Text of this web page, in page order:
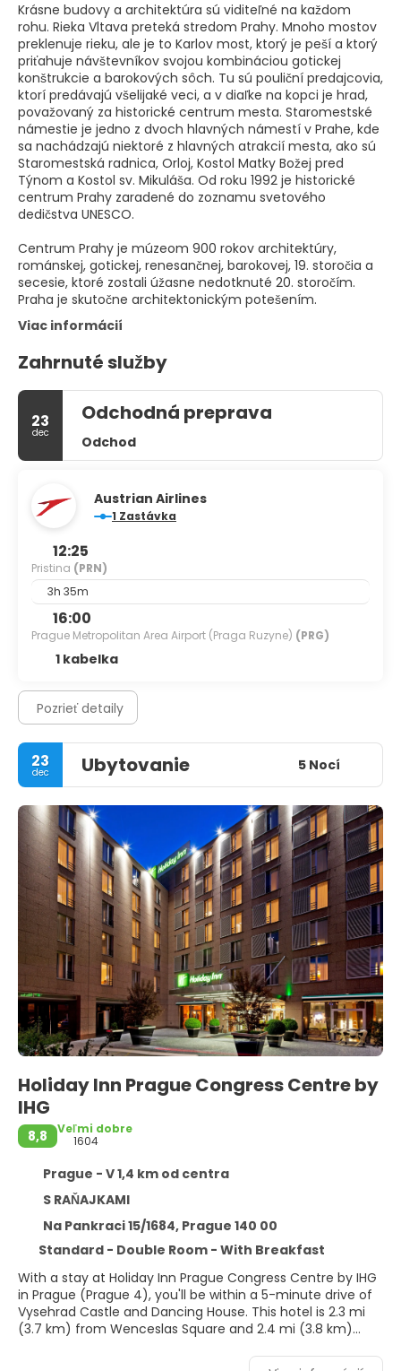
Krásne budovy a architektúra sú viditeľné na každom
rohu. Rieka Vltava preteká stredom Prahy. Mnoho mostov
preklenuje rieku, ale je to Karlov most, ktorý je peší a ktorý
priťahuje návštevníkov svojou kombináciou gotickej
konštrukcie a barokových sôch. Tu sú pouliční predajcovia,
ktorí predávajú všelijaké veci, a v diaľke na kopci je hrad,
považovaný za historické centrum mesta. Staromestské
námestie je jedno z dvoch hlavných námestí v Prahe, kde
sa nachádzajú niektoré z hlavných atrakcií mesta, ako sú
Staromestská radnica, Orloj, Kostol Matky Božej pred
Týnom a Kostol sv. Mikuláša. Od roku 1992 je historické
centrum Prahy zaradené do zoznamu svetového
dedičstva UNESCO.
Centrum Prahy je múzeom 900 rokov architektúry,
románskej, gotickej, renesančnej, barokovej, 19. storočia a
secesie, ktoré zostali úžasne nedotknuté 20. storočím.
Praha je skutočne architektonickým potešením.
Viac informácií
Zahrnuté služby
23
dec
Odchodná preprava
Odchod
Austrian Airlines
1 Zastávka
12:25
Pristina (PRN)
3h 35m
16:00
Prague Metropolitan Area Airport (Praga Ruzyne) (PRG)
1 kabelka
Pozrieť detaily
23
dec Ubytovanie 5 Nocí
Holiday Inn Prague Congress Centre by
IHG
8,8
Veľmi dobre
1604
Prague - V 1,4 km od centra
S RAŇAJKAMI
Na Pankraci 15/1684, Prague 140 00
Standard - Double Room - With Breakfast
With a stay at Holiday Inn Prague Congress Centre by IHG
in Prague (Prague 4), you'll be within a 5-minute drive of
Vysehrad Castle and Dancing House. This hotel is 2.3 mi
(3.7 km) from Wenceslas Square and 2.4 mi (3.8 km)